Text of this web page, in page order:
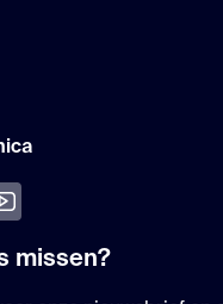
op Twitter
onze YouTube
missen?